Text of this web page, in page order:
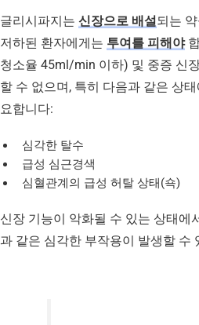
글리시파지는 신장으로 배설되는
저하된 환자에게는 투여를 피해야
청소율 45ml/min 이하) 및 중증 신
할 수 없으며, 특히 다음과 같은 상
요합니다:
심각한 탈수
급성 심근경색
심혈관계의 급성 허탈 상태(쇽)
신장 기능이 악화될 수 있는 상태에
과 같은 심각한 부작용이 발생할 수